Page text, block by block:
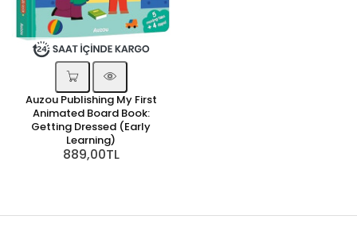
Auzou Publishing My First
Animated Board Book:
Getting Dressed (Early
Learning)
889,00TL